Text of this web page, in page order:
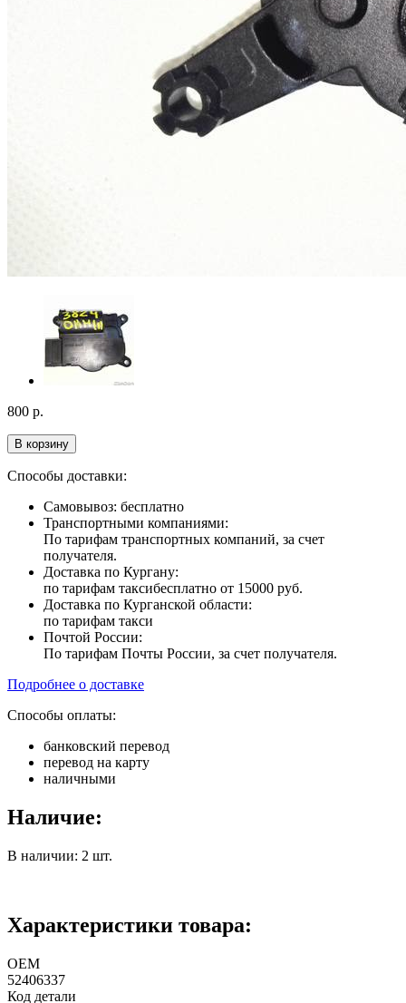
800 р.
В корзину
Способы доставки:
Самовывоз: бесплатно
Транспортными компаниями:
По тарифам транспортных компаний, за счет
получателя.
Доставка по Кургану:
по тарифам таксибесплатно от 15000 руб.
Доставка по Курганской области:
по тарифам такси
Почтой России:
По тарифам Почты России, за счет получателя.
Подробнее о доставке
Способы оплаты:
банковский перевод
перевод на карту
наличными
Наличие:
В наличии: 2 шт.
Характеристики товара:
ОЕМ
52406337
Код детали